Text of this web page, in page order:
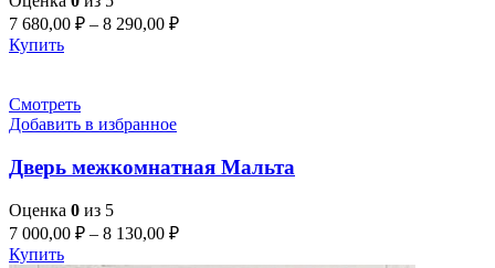
7 680,00 ₽ – 8 290,00 ₽
Купить
Смотреть
Добавить в избранное
Дверь межкомнатная Мальта
Оценка 0 из 5
7 000,00 ₽ – 8 130,00 ₽
Купить